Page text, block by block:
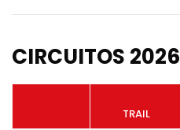
CIRCUITOS 2026
TRAIL